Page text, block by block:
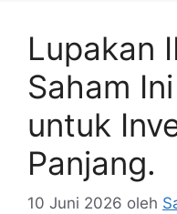
Lupakan
Saham
untuk
Panjang.
10 Juni 2026 oleh